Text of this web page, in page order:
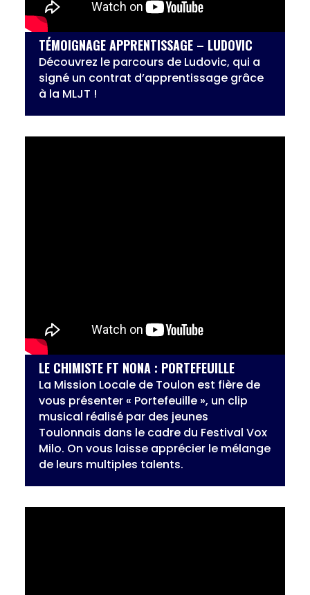
TÉMOIGNAGE APPRENTISSAGE – LUDOVIC
Découvrez le parcours de Ludovic, qui a
signé un contrat d’apprentissage grâce
à la MLJT !
LE CHIMISTE FT NONA : PORTEFEUILLE
La Mission Locale de Toulon est fière de
vous présenter « Portefeuille », un clip
musical réalisé par des jeunes
Toulonnais dans le cadre du Festival Vox
Milo. On vous laisse apprécier le mélange
de leurs multiples talents.